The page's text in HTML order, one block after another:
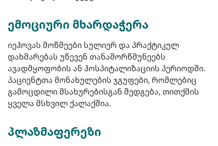
ემოციური მხარდაჭერა
იეჰოვას მოწმეები სულიერ და პრაქტიკულ
დახმარებას უწევენ თანამორწმუნეებს
ავადმყოფობის ან ჰოსპიტალიზაციის პერიოდში.
პაციენტთა მონახულების ჯგუფები, რომლებიც
გამოცდილი მსახურებისგან შედგება, თითქმის
ყველა მსხვილ ქალაქშია.
პლაზმაფერეზი